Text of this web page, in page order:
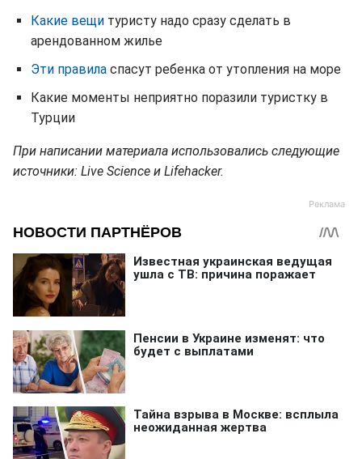
Какие вещи туристу надо сразу сделать в
арендованном жилье
Эти правила спасут ребенка от утопления на море
Какие моменты неприятно поразили туристку в
Турции
При написании материала использовались следующие
источники: Live Science и Lifehacker.